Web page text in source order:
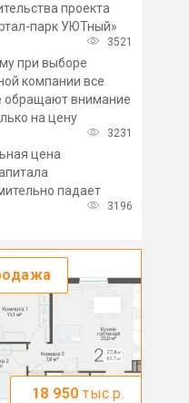
проекта
парк УЮТный»
3521
при выборе
компании все
обращают внимание
на цену
3231
цена
падает
3196
18 950 тыс.р.